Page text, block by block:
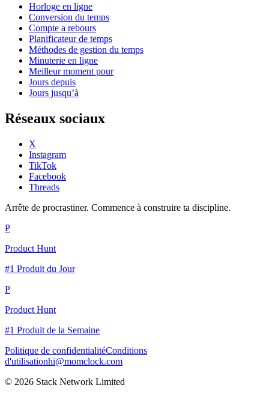
Horloge en ligne
Conversion du temps
Compte a rebours
Planificateur de temps
Méthodes de gestion du temps
Minuterie en ligne
Meilleur moment pour
Jours depuis
Jours jusqu’à
Réseaux sociaux
X
Instagram
TikTok
Facebook
Threads
Arrête de procrastiner. Commence à construire ta discipline.
P
Product Hunt
#1 Produit du Jour
P
Product Hunt
#1 Produit de la Semaine
Politique de confidentialitéConditions
d'utilisationhi@momclock.com
© 2026 Stack Network Limited